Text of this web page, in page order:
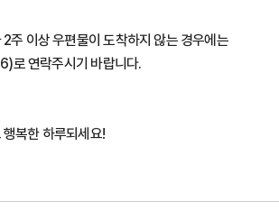
주 이상 우편물이 도착하지 않는 경우에는
로 연락주시기 바랍니다.
복한 하루되세요!